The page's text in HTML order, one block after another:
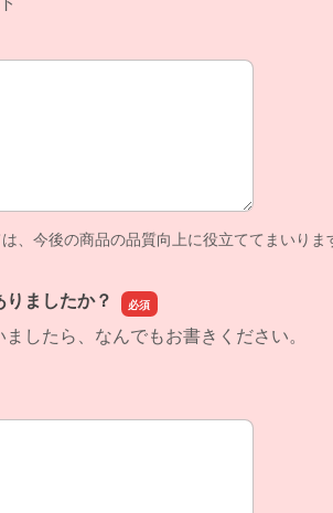
、今後の商品の品質向上に役立ててまいりま
ましたか？
したら、なんでもお書きください。
ましたか？